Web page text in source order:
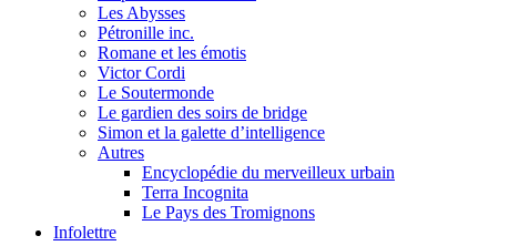
Les Abysses
Pétronille inc.
Romane et les émotis
Victor Cordi
Le Soutermonde
Le gardien des soirs de bridge
Simon et la galette d’intelligence
Autres
Encyclopédie du merveilleux urbain
Terra Incognita
Le Pays des Tromignons
Infolettre